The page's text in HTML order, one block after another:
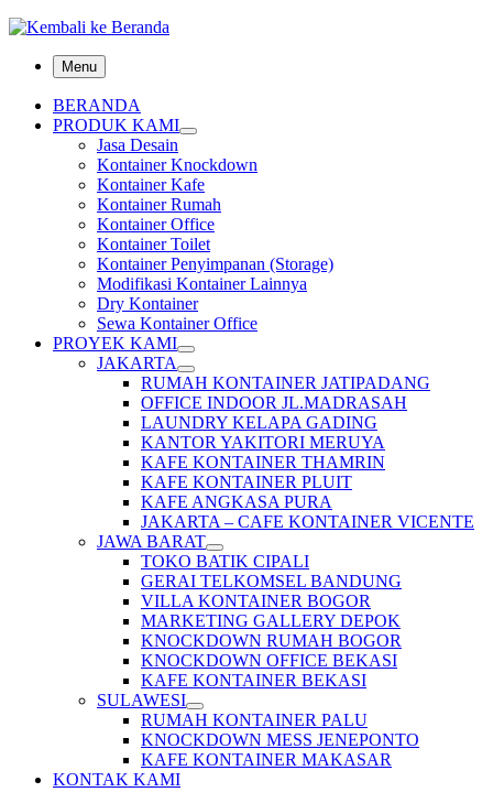
Menu
BERANDA
PRODUK KAMI
Jasa Desain
Kontainer Knockdown
Kontainer Kafe
Kontainer Rumah
Kontainer Office
Kontainer Toilet
Kontainer Penyimpanan (Storage)
Modifikasi Kontainer Lainnya
Dry Kontainer
Sewa Kontainer Office
PROYEK KAMI
JAKARTA
RUMAH KONTAINER JATIPADANG
OFFICE INDOOR JL.MADRASAH
LAUNDRY KELAPA GADING
KANTOR YAKITORI MERUYA
KAFE KONTAINER THAMRIN
KAFE KONTAINER PLUIT
KAFE ANGKASA PURA
JAKARTA – CAFE KONTAINER VICENTE
JAWA BARAT
TOKO BATIK CIPALI
GERAI TELKOMSEL BANDUNG
VILLA KONTAINER BOGOR
MARKETING GALLERY DEPOK
KNOCKDOWN RUMAH BOGOR
KNOCKDOWN OFFICE BEKASI
KAFE KONTAINER BEKASI
SULAWESI
RUMAH KONTAINER PALU
KNOCKDOWN MESS JENEPONTO
KAFE KONTAINER MAKASAR
KONTAK KAMI